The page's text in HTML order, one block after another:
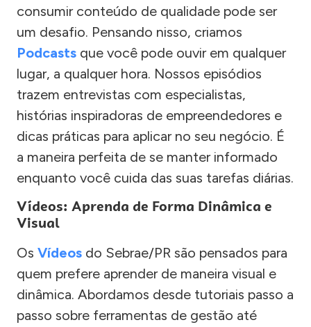
consumir conteúdo de qualidade pode ser
um desafio. Pensando nisso, criamos
Podcasts que você pode ouvir em qualquer
lugar, a qualquer hora. Nossos episódios
trazem entrevistas com especialistas,
histórias inspiradoras de empreendedores e
dicas práticas para aplicar no seu negócio. É
a maneira perfeita de se manter informado
enquanto você cuida das suas tarefas diárias.
Vídeos: Aprenda de Forma Dinâmica e
Visual
Os Vídeos do Sebrae/PR são pensados para
quem prefere aprender de maneira visual e
dinâmica. Abordamos desde tutoriais passo a
passo sobre ferramentas de gestão até